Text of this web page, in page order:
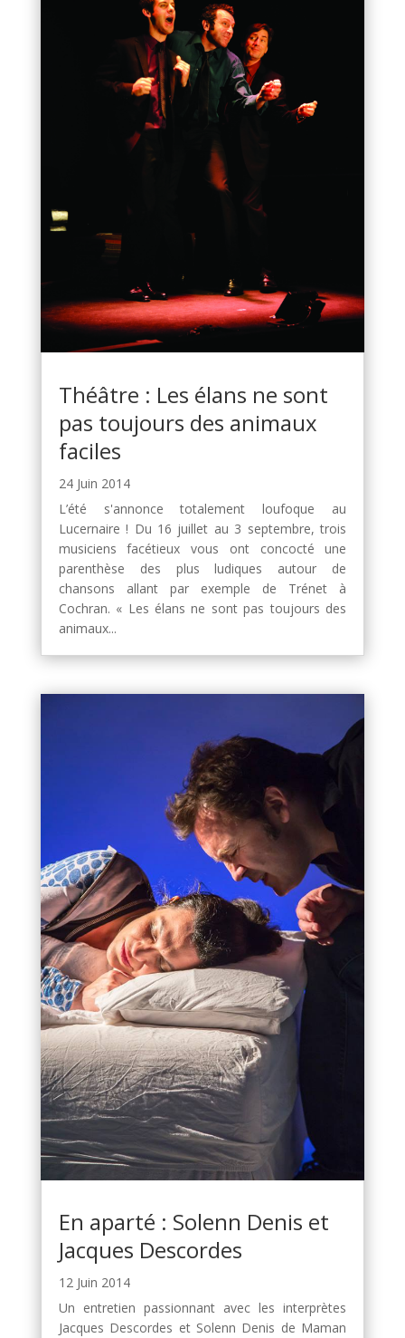
Théâtre : Les élans ne sont
pas toujours des animaux
faciles
24 Juin 2014
L’été s'annonce totalement loufoque au
Lucernaire ! Du 16 juillet au 3 septembre, trois
musiciens facétieux vous ont concocté une
parenthèse des plus ludiques autour de
chansons allant par exemple de Trénet à
Cochran. « Les élans ne sont pas toujours des
animaux...
En aparté : Solenn Denis et
Jacques Descordes
12 Juin 2014
Un entretien passionnant avec les interprètes
Jacques Descordes et Solenn Denis de Maman